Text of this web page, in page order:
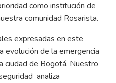
como institución de
comunidad Rosarista.
expresadas en este
evolución de la emergencia
ciudad de Bogotá. Nuestro
analiza